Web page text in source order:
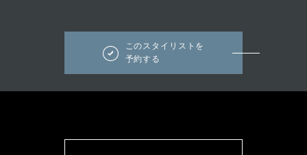
このスタイリストを
予約する